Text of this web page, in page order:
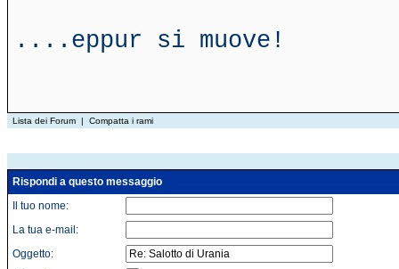
....eppur si muove!
Lista dei Forum | Compatta i rami
Rispondi a questo messaggio
Il tuo nome:
La tua e-mail:
Oggetto: